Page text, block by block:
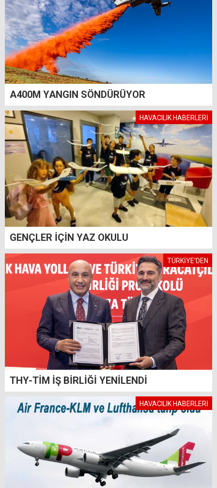
A400M YANGIN SÖNDÜRÜYOR
HAVACILIK HABERLERİ
GENÇLER İÇİN YAZ OKULU
TÜRKİYE'DEN
THY-TİM İŞ BİRLİĞİ YENİLENDİ
HAVACILIK HABERLERİ